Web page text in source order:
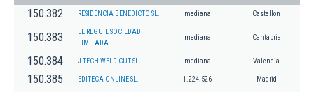
150.382 RESIDENCIA BENEDICTO SL. mediana Castellon
150.383
EL REGUIL SOCIEDAD
LIMITADA
mediana Cantabria
150.384 J TECH WELD CUT SL. mediana Valencia
150.385 EDITECA ONLINE SL. 1.224.526 Madrid